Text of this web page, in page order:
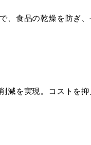
、食品の乾燥を防ぎ
減を実現。コストを